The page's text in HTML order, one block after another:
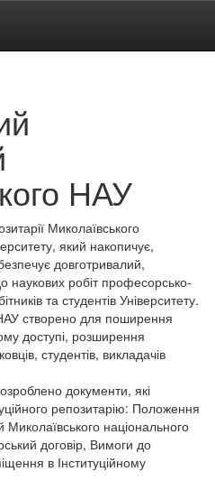
НАУ
Миколаївського
який накопичує,
довготривалий,
наукових робіт професорсько-
та студентів Університету.
створено для поширення
доступі, розширення
студентів, викладачів
документи, які
репозитарію: Положення
Миколаївського національного
договір, Вимоги до
в Інституційному